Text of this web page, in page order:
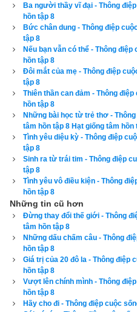
Và cô ấy bắt đầu kể cho tôi
- Mẹ tôi bị bệnh ung thư. Bà
Đó là một cú sốc quá lớn với
nhau. Mẹ rất yêu và hiểu tôi.
lại những lời chúc và nhắn nhủ
từ năm tôi mười sáu tới năm
là sinh nhật lần thứ hai mươi
cuốn băng video cuối cùng bà
- ô, tôi thật sự cảm động khi
- Tôi nói, lần này với sự cảm
của Mary.
- Cám ơn lòng tốt của ông.
cũng có lý do riêng. Khi tôi
tôi. Một ngày nọ, khi bà đang
một bó hoa hồng mới hái ở
mẹ đưa tới gần mũi để có thể
rồi bà rút ra một bông, kéo tôi
Ba người thầy vĩ đại - Thông
hồn tập 8
Bức chân dung - Thông điệp
tập 8
Nếu bạn vẫn có thể - Thông
hồn tập 8
Đôi mắt của mẹ - Thông điệp
tập 8
Thiên thần can đảm - Thông
hồn tập 8
Những bài học từ trẻ thơ -
tâm hồn tập 8 Hạt giống tâm hồn
Tình yêu diệu kỳ - Thông điệp
tập 8
Sinh ra từ trái tim - Thông điệp
tập 8
Tình yêu vô điều kiện - Thông
hồn tập 8
Những tin cũ hơn
Đừng thay đổi thế giới - Thông
tâm hồn tập 8
Những dấu chấm câu - Thông
hồn tập 8
Giá trị của 20 đô la - Thông điệp
hồn tập 8
Vượt lên chính mình - Thông
hồn tập 8
Hãy cho đi - Thông điệp cuộc